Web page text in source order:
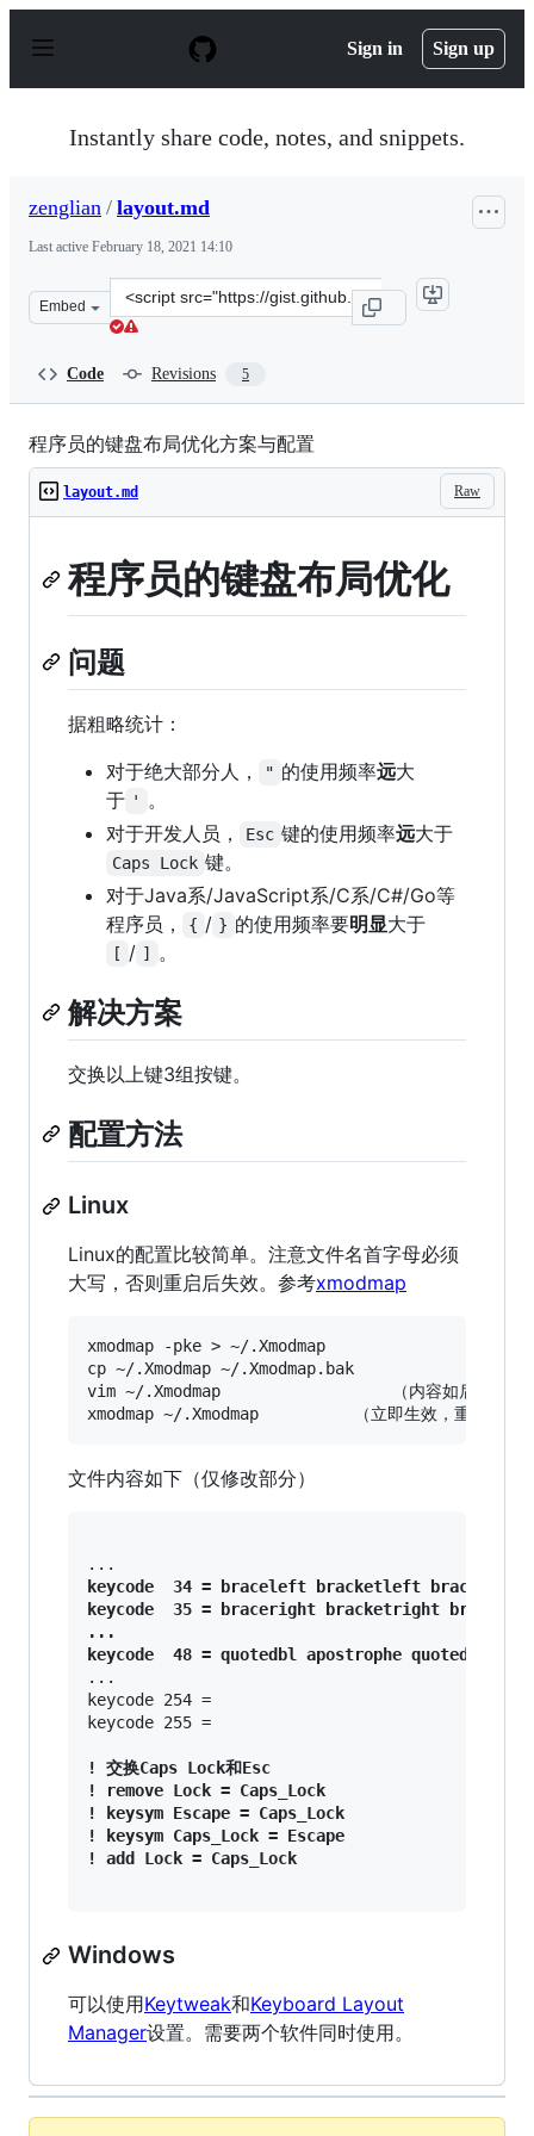
p
Sign in Sign up
Instantly share code, notes, and snippets.
zenglian / layout.md
Last active February 18, 2021 14:10
Embed
Clone
this
Code Revisions 5
程序员的键盘布局优化方案与配置
Raw
layout.md
程序员的键盘布局优化
问题
据粗略统计：
对于绝大部分人，
" 的使用频率远大
于 '
。
对于开发人员，
Esc 键的使用频率远大于
Caps Lock 键。
对于Java系/JavaScript系/C系/C#/Go等
程序员，
{ / } 的使用频率要明显大于
[ / ] 。
解决方案
交换以上键3组按键。
配置方法
Linux
Linux的配置比较简单。注意文件名首字母必须
大写，否则重启后失效。参考xmodmap
xmodmap -pke > ~/.Xmodmap
cp ~/.Xmodmap ~/.Xmodmap.bak
vim ~/.Xmodmap      			（内容如后）
文件内容如下（仅修改部分）
keycode  34 = braceleft bracketleft braceleft
keycode  35 = braceright bracketright
...
keycode  48 = quotedbl apostrophe quotedbl
...
keycode 254 =
keycode 255 =
! 交换Caps Lock和Esc
! remove Lock = Caps_Lock
! keysym Escape = Caps_Lock
! keysym Caps_Lock = Escape
Windows
可以使用Keytweak和Keyboard Layout
Manager设置。需要两个软件同时使用。